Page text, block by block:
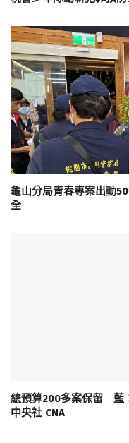
龜山分局青春專案出動
全
總預算200多案保留 藍
中央社 CNA